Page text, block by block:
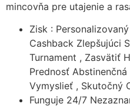
mincovňa pre utajenie a
Zisk :
Cashback Zlepšujúci
Turnament , Zasvätiť
Prednosť
Vymyslieť , Skutočný
Funguje 24/7